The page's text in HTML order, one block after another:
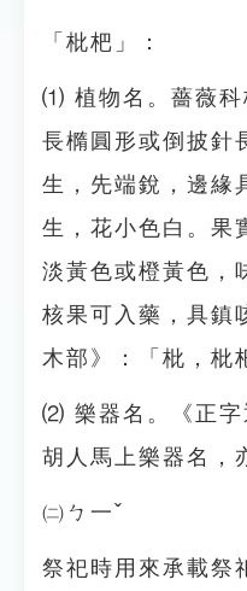
「枇杷」：
⑴ 植物名。薔薇科
長橢圓形或倒披針
生，先端銳，邊緣
生，花小色白。果
淡黃色或橙黃色，
核果可入藥，具鎮
木部》：「枇，枇
⑵ 樂器名。《正字
胡人馬上樂器名，
㈡ㄅ一ˇ
祭祀時用來承載祭